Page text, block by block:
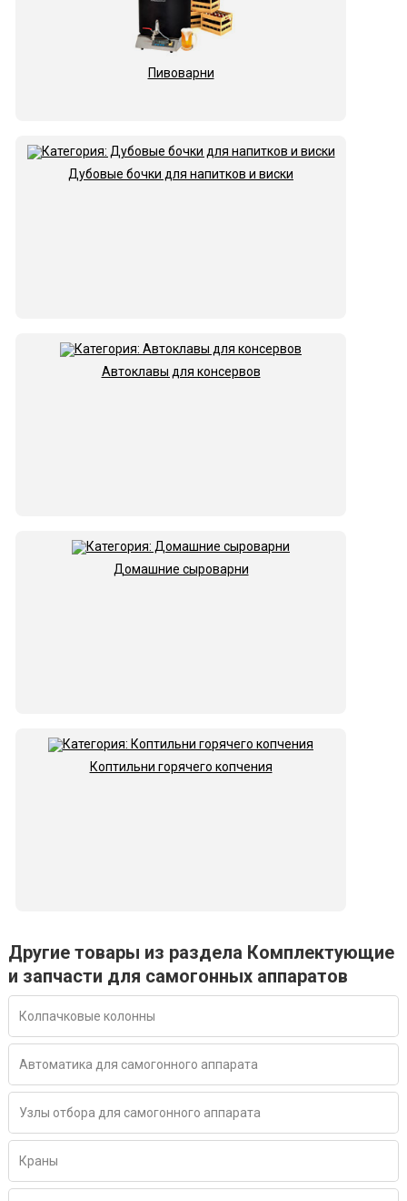
Пивоварни
Дубовые бочки для напитков и виски
Автоклавы для консервов
Домашние сыроварни
Коптильни горячего копчения
Другие товары из раздела Комплектующие
и запчасти для самогонных аппаратов
Колпачковые колонны
Автоматика для самогонного аппарата
Узлы отбора для самогонного аппарата
Краны